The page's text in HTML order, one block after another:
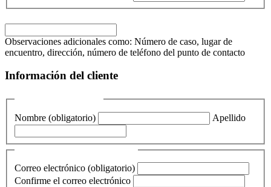
Observaciones adicionales como: Número de caso, lugar de
encuentro, dirección, número de teléfono del punto de contacto
Información del cliente
Nombre (obligatorio)
Apellido
Correo electrónico (obligatorio)
Confirme el correo electrónico